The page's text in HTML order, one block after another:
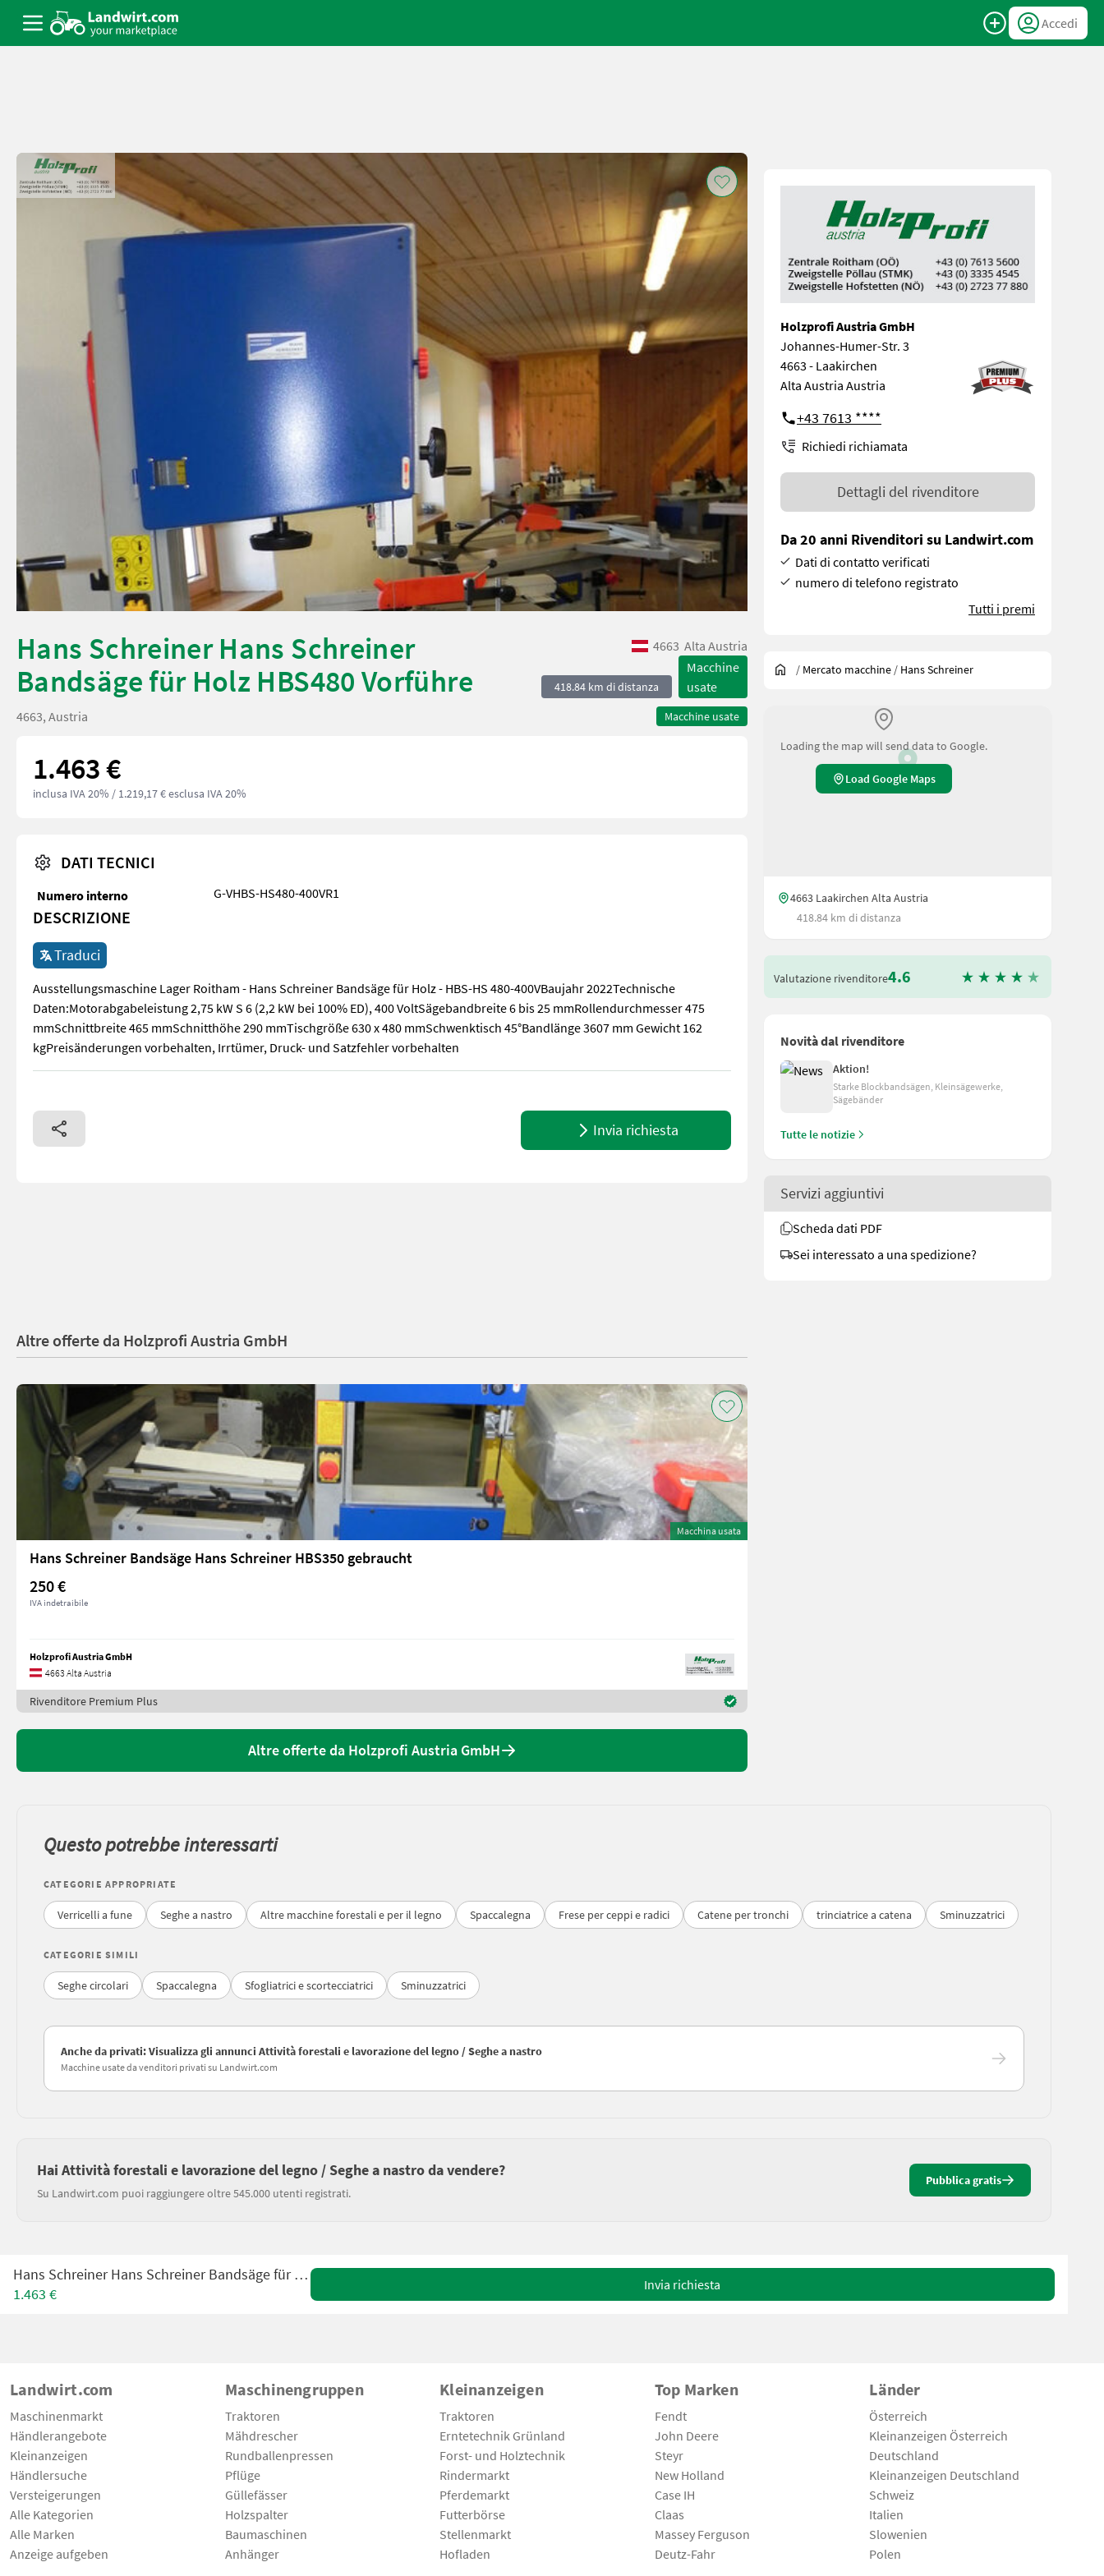
Accedi
Hans Schreiner Hans Schreiner
Bandsäge für Holz HBS480 Vorführe
4663 Alta Austria
418.84 km di distanza
Macchine
usate
Macchine usate
4663, Austria
1.463 €
inclusa IVA 20% / 1.219,17 € esclusa IVA 20%
DATI TECNICI
Numero interno G-VHBS-HS480-400VR1
DESCRIZIONE
Traduci
Ausstellungsmaschine Lager Roitham - Hans Schreiner Bandsäge für Holz - HBS-HS 480-400VBaujahr 2022Technische
Daten:Motorabgabeleistung 2,75 kW S 6 (2,2 kW bei 100% ED), 400 VoltSägebandbreite 6 bis 25 mmRollendurchmesser 475
mmSchnittbreite 465 mmSchnitthöhe 290 mmTischgröße 630 x 480 mmSchwenktisch 45°Bandlänge 3607 mm Gewicht 162
kgPreisänderungen vorbehalten, Irrtümer, Druck- und Satzfehler vorbehalten
Ausstellungsmaschine Lager Roitham - Hans Schreiner Bandsäge für Holz - HBS-HS 480-400VBaujahr 2022Technische Daten:Motorabgabeleistung 2,75 kW S 6 (2,2 kW bei 100% ED), 400
Invia richiesta
Holzprofi Austria GmbH
Johannes-Humer-Str. 3
4663 - Laakirchen
Alta Austria Austria
+43 7613 ****
Richiedi richiamata
Dettagli del rivenditore
Da 20 anni Rivenditori su Landwirt.com
Dati di contatto verificati
numero di telefono registrato
Tutti i premi
/ Mercato macchine / Hans Schreiner
Loading the map will send data to Google.
Load Google Maps
4663 Laakirchen Alta Austria
418.84 km di distanza
Valutazione rivenditore4.6
Novità dal rivenditore
Aktion!
Starke Blockbandsägen, Kleinsägewerke,
Sägebänder
Tutte le notizie
Servizi aggiuntivi
Scheda dati PDF
Sei interessato a una spedizione?
Altre offerte da Holzprofi Austria GmbH
Macchina usata
Hans Schreiner Bandsäge Hans Schreiner HBS350 gebraucht
250 €
IVA indetraibile
Holzprofi Austria GmbH
4663 Alta Austria
Rivenditore Premium Plus
Altre offerte da Holzprofi Austria GmbH
Questo potrebbe interessarti
CATEGORIE APPROPRIATE
Verricelli a fune Seghe a nastro Altre macchine forestali e per il legno Spaccalegna Frese per ceppi e radici Catene per tronchi trinciatrice a catena Sminuzzatrici
CATEGORIE SIMILI
Seghe circolari Spaccalegna Sfogliatrici e scortecciatrici Sminuzzatrici
Anche da privati: Visualizza gli annunci Attività forestali e lavorazione del legno / Seghe a nastro
Macchine usate da venditori privati su Landwirt.com
Hai Attività forestali e lavorazione del legno / Seghe a nastro da vendere?
Su Landwirt.com puoi raggiungere oltre 545.000 utenti registrati.
Pubblica gratis
Hans Schreiner Hans Schreiner Bandsäge für Holz HBS480 Vorführe
1.463 €
Invia richiesta
Landwirt.com
Maschinenmarkt
Händlerangebote
Kleinanzeigen
Händlersuche
Versteigerungen
Alle Kategorien
Alle Marken
Anzeige aufgeben
Maschinengruppen
Traktoren
Mähdrescher
Rundballenpressen
Pflüge
Güllefässer
Holzspalter
Baumaschinen
Anhänger
Kleinanzeigen
Traktoren
Erntetechnik Grünland
Forst- und Holztechnik
Rindermarkt
Pferdemarkt
Futterbörse
Stellenmarkt
Hofladen
Top Marken
Fendt
John Deere
Steyr
New Holland
Case IH
Claas
Massey Ferguson
Deutz-Fahr
Länder
Österreich
Kleinanzeigen Österreich
Deutschland
Kleinanzeigen Deutschland
Schweiz
Italien
Slowenien
Polen